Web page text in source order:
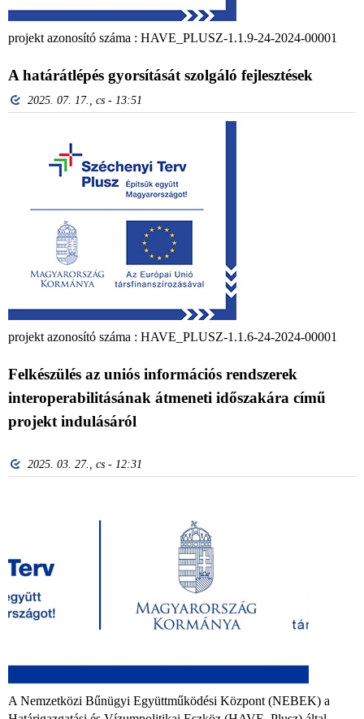
projekt azonosító száma : HAVE_PLUSZ-1.1.9-24-2024-00001
A határátlépés gyorsítását szolgáló fejlesztések
2025. 07. 17., cs - 13:51
projekt azonosító száma : HAVE_PLUSZ-1.1.6-24-2024-00001
Felkészülés az uniós információs rendszerek
interoperabilitásának átmeneti időszakára című
projekt indulásáról
2025. 03. 27., cs - 12:31
A Nemzetközi Bűnügyi Együttműködési Központ (NEBEK) a